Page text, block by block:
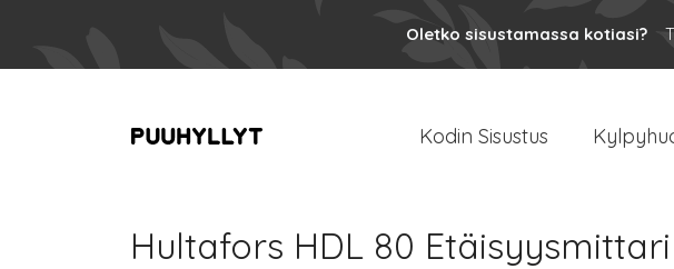
Oletko sisustamassa kotiasi?
Kodin Sisustus
Hultafors HDL 80 Etäisyysmittari